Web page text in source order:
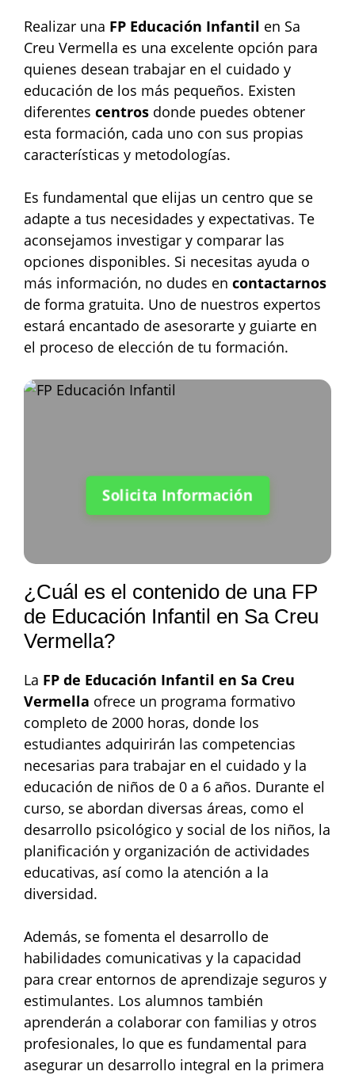
Realizar una FP Educación Infantil en Sa
Creu Vermella es una excelente opción para
quienes desean trabajar en el cuidado y
educación de los más pequeños. Existen
diferentes centros donde puedes obtener
esta formación, cada uno con sus propias
características y metodologías.
Es fundamental que elijas un centro que se
adapte a tus necesidades y expectativas. Te
aconsejamos investigar y comparar las
opciones disponibles. Si necesitas ayuda o
más información, no dudes en contactarnos
de forma gratuita. Uno de nuestros expertos
estará encantado de asesorarte y guiarte en
el proceso de elección de tu formación.
Solicita Información
¿Cuál es el contenido de una FP
de Educación Infantil en Sa Creu
Vermella?
La FP de Educación Infantil en Sa Creu
Vermella ofrece un programa formativo
completo de 2000 horas, donde los
estudiantes adquirirán las competencias
necesarias para trabajar en el cuidado y la
educación de niños de 0 a 6 años. Durante el
curso, se abordan diversas áreas, como el
desarrollo psicológico y social de los niños, la
planificación y organización de actividades
educativas, así como la atención a la
diversidad.
Además, se fomenta el desarrollo de
habilidades comunicativas y la capacidad
para crear entornos de aprendizaje seguros y
estimulantes. Los alumnos también
aprenderán a colaborar con familias y otros
profesionales, lo que es fundamental para
asegurar un desarrollo integral en la primera